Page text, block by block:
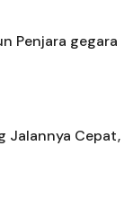
Penjara gegara
Jalannya Cepat,